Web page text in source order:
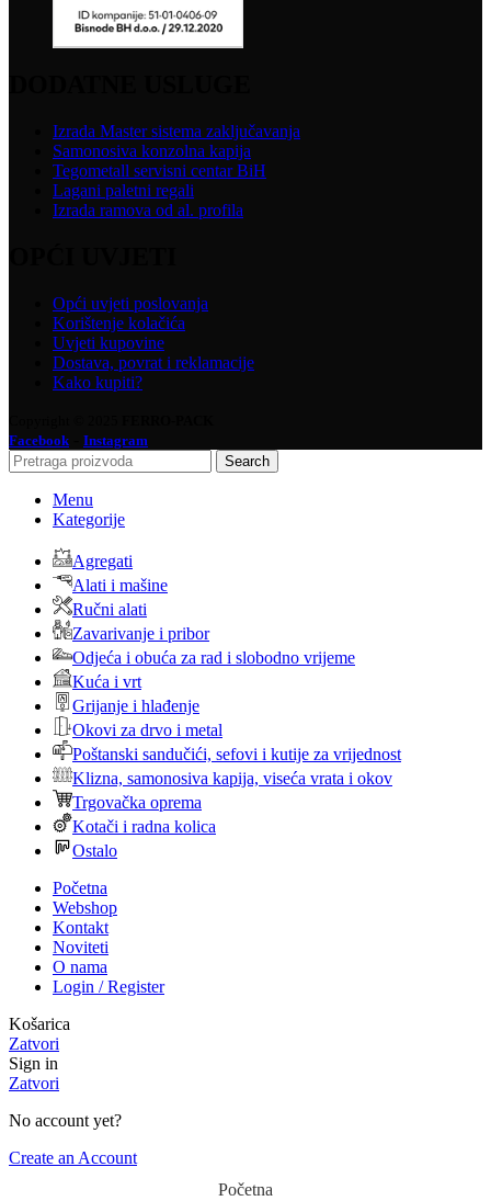
Izrada Master sistema zaključavanja
Samonosiva konzolna kapija
Tegometall servisni centar BiH
Lagani paletni regali
Izrada ramova od al. profila
Opći uvjeti poslovanja
Korištenje kolačića
Uvjeti kupovine
Dostava, povrat i reklamacije
Kako kupiti?
Facebook
Instagram
Search
Menu
Kategorije
Agregati
Alati i mašine
Ručni alati
Zavarivanje i pribor
Odjeća i obuća za rad i slobodno vrijeme
Kuća i vrt
Grijanje i hlađenje
Okovi za drvo i metal
Poštanski sandučići, sefovi i kutije za vrijednost
Klizna, samonosiva kapija, viseća vrata i okov
Trgovačka oprema
Kotači i radna kolica
Ostalo
Početna
Webshop
Kontakt
Noviteti
O nama
Login / Register
Košarica
Zatvori
Sign in
Zatvori
No account yet?
Create an Account
Početna